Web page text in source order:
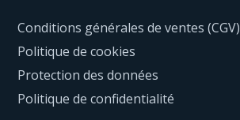
Conditions générales de ventes (CGV)
Politique de cookies
Protection des données
Politique de confidentialité